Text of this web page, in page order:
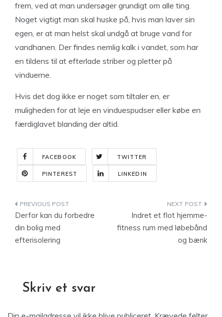
frem, ved at man undersøger grundigt om alle ting.
Noget vigtigt man skal huske på, hvis man laver sin
egen, er at man helst skal undgå at bruge vand for
vandhanen. Der findes nemlig kalk i vandet, som har
en tildens til at efterlade striber og pletter på
vinduerne.
Hvis det dog ikke er noget som tiltaler en, er
muligheden for at leje en vinduespudser eller købe en
færdiglavet blanding der altid.
FACEBOOK TWITTER
PINTEREST LINKEDIN
Indlægsnavigation
Derfor kan du forbedre
din bolig med
efterisolering
Indret et flot hjemme-
fitness rum med løbebånd
og bænk
Skriv et svar